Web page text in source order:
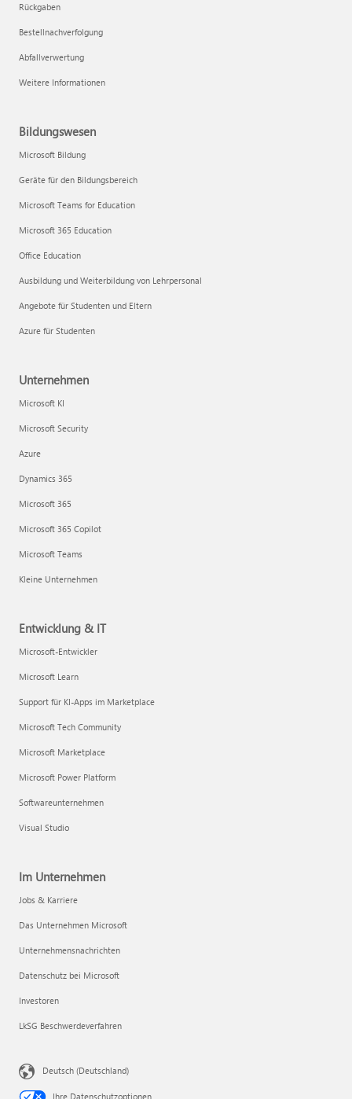
Rückgaben
Bestellnachverfolgung
Abfallverwertung
Weitere Informationen
Bildungswesen
Microsoft Bildung
Geräte für den Bildungsbereich
Microsoft Teams for Education
Microsoft 365 Education
Office Education
Ausbildung und Weiterbildung von Lehrpersonal
Angebote für Studenten und Eltern
Azure für Studenten
Unternehmen
Microsoft KI
Microsoft Security
Azure
Dynamics 365
Microsoft 365
Microsoft 365 Copilot
Microsoft Teams
Kleine Unternehmen
Entwicklung & IT
Microsoft-Entwickler
Microsoft Learn
Support für KI-Apps im Marketplace
Microsoft Tech Community
Microsoft Marketplace
Microsoft Power Platform
Softwareunternehmen
Visual Studio
Im Unternehmen
Jobs & Karriere
Das Unternehmen Microsoft
Unternehmensnachrichten
Datenschutz bei Microsoft
Investoren
LkSG Beschwerdeverfahren
Deutsch (Deutschland)
Ihre Datenschutzoptionen